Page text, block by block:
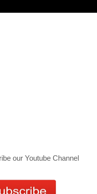
our Youtube Channel